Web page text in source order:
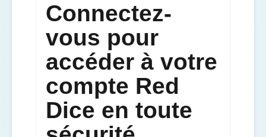
Connectez-
vous pour
accéder à votre
compte Red
Dice en toute